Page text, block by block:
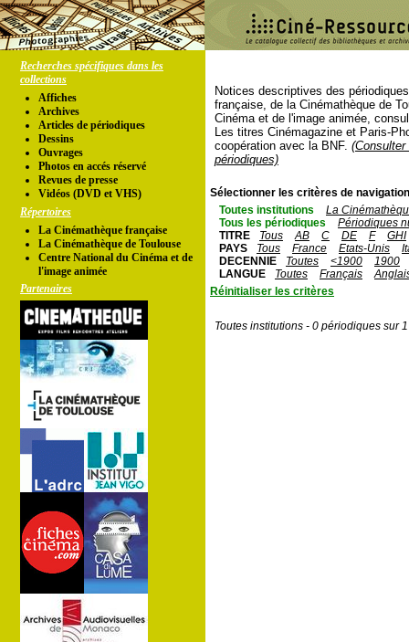
Recherches spécifiques dans les
collections
Affiches
Archives
Articles de périodiques
Dessins
Ouvrages
Photos en accés réservé
Revues de presse
Vidéos (DVD et VHS)
Répertoires
La Cinémathèque française
La Cinémathèque de Toulouse
Centre National du Cinéma et de
l'image animée
Partenaires
Notices descriptives des
française, de la Cinémathèque de
Cinéma et de l'image animée,
Les titres Cinémagazine et Paris-
coopération avec la BNF.
périodiques)
Sélectionner les critères de
Toutes institutions
La
Tous les périodiques
Périodiques
TITRE
Tous AB C DE F
GHI
PAYS
Tous France Etats-Unis
DECENNIE
Toutes <1900
1900
LANGUE
Toutes Français
Réinitialiser les critères
Toutes institutions - 0 périodiques sur